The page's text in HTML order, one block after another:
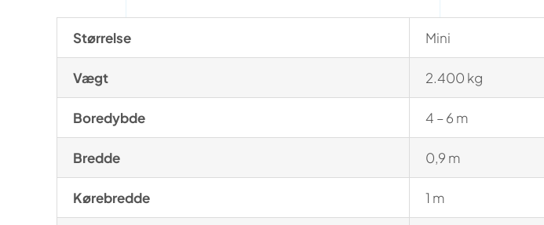
Størrelse Mini
Vægt 2.400 kg
Boredybde 4 – 6 m
Bredde 0,9 m
Kørebredde 1 m